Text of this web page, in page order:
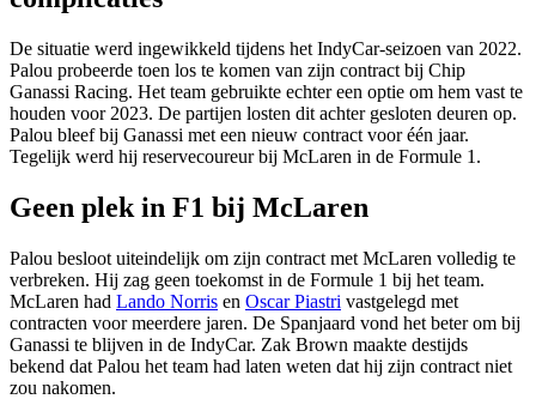
De situatie werd ingewikkeld tijdens het IndyCar-seizoen van 2022.
Palou probeerde toen los te komen van zijn contract bij Chip
Ganassi Racing. Het team gebruikte echter een optie om hem vast te
houden voor 2023. De partijen losten dit achter gesloten deuren op.
Palou bleef bij Ganassi met een nieuw contract voor één jaar.
Tegelijk werd hij reservecoureur bij McLaren in de Formule 1.
Geen plek in F1 bij McLaren
Palou besloot uiteindelijk om zijn contract met McLaren volledig te
verbreken. Hij zag geen toekomst in de Formule 1 bij het team.
McLaren had Lando Norris en Oscar Piastri vastgelegd met
contracten voor meerdere jaren. De Spanjaard vond het beter om bij
Ganassi te blijven in de IndyCar. Zak Brown maakte destijds
bekend dat Palou het team had laten weten dat hij zijn contract niet
zou nakomen.